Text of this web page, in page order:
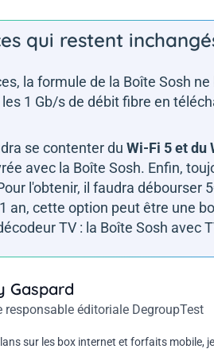
qui restent
la formule de la Boîte Sosh
1 Gb/s de débit fibre en
se contenter du Wi-Fi 5 et du
avec la Boîte Sosh. Enfin,
l'obtenir, il faudra débourser
an, cette option peut être une
TV : la Boîte Sosh avec
Gaspard
responsable éditoriale DegroupTest
sur les box internet et forfaits mobile,